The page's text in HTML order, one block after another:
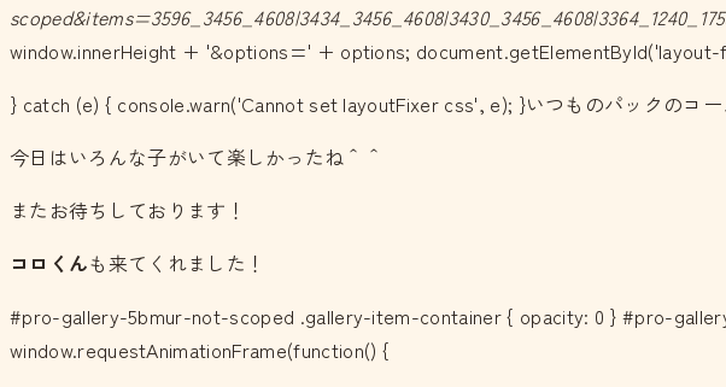
window.innerHeight + '&options=' + options;
} catch (e) { console.warn('Cannot set layoutFixer css', e); }いつものパックのコ
今日はいろんな子がいて楽しかったね＾＾
またお待ちしております！
コロくんも来てくれました！
#pro-gallery-5bmur-not-scoped .gallery-item-container { opacity: 0 } #pro-
window.requestAnimationFrame(function() {